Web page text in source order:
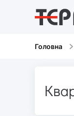
Головна